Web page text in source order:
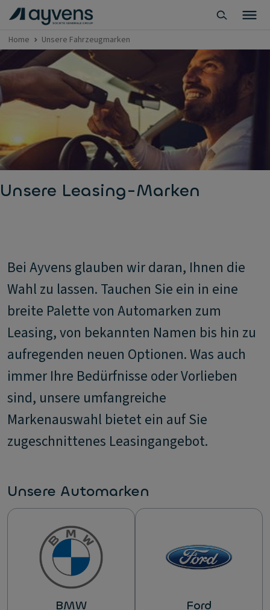
Home Unsere Fahrzeugmarken
Unsere Leasing-Marken
Bei Ayvens glauben wir daran, Ihnen die
Wahl zu lassen. Tauchen Sie ein in eine
breite Palette von Automarken zum
Leasing, von bekannten Namen bis hin zu
aufregenden neuen Optionen. Was auch
immer Ihre Bedürfnisse oder Vorlieben
sind, unsere umfangreiche
Markenauswahl bietet ein auf Sie
zugeschnittenes Leasingangebot.
Unsere Automarken
BMW Ford